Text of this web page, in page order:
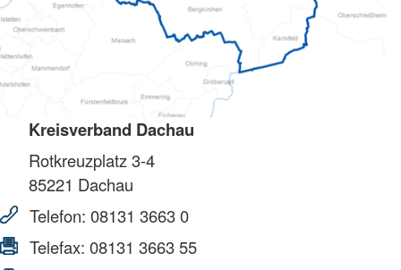
Kreisverband Dachau
Rotkreuzplatz 3-4
85221 Dachau
Telefon: 08131 3663 0
Telefax: 08131 3663 55